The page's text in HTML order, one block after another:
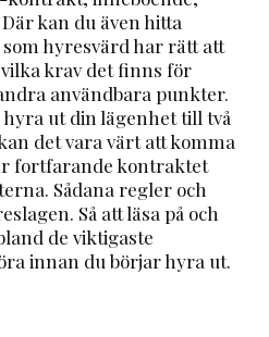
kan du även hitta
hyresvärd har rätt att
krav det finns för
användbara punkter.
ut din lägenhet till två
det vara värt att komma
fortfarande kontraktet
Sådana regler och
Så att läsa på och
de viktigaste
innan du börjar hyra ut.